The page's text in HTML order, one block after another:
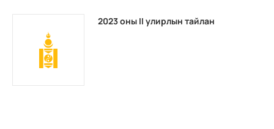
2023 оны II улирлын тайлан